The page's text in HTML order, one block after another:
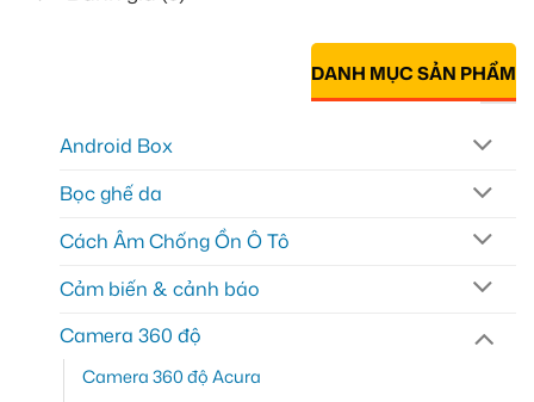
DANH MỤC SẢN PHẨM
Android Box
Bọc ghế da
Cách Âm Chống Ồn Ô Tô
Cảm biến & cảnh báo
Camera 360 độ
Camera 360 độ Acura